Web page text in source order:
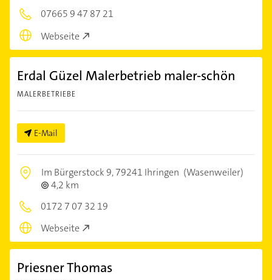
07665 9 47 87 21
Webseite
Erdal Güzel Malerbetrieb maler-schön
MALERBETRIEBE
E-Mail
Im Bürgerstock 9,79241 Ihringen (Wasenweiler)
4,2 km
0172 7 07 32 19
Webseite
Priesner Thomas